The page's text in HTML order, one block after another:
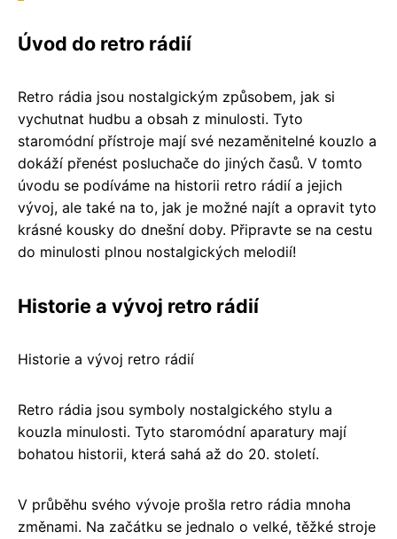
Úvod do retro rádií
Retro rádia jsou nostalgickým způsobem, jak si
vychutnat hudbu a obsah z minulosti. Tyto
staromódní přístroje mají své nezaměnitelné kouzlo a
dokáží přenést posluchače do jiných časů. V tomto
úvodu se podíváme na historii retro rádií a jejich
vývoj, ale také na to, jak je možné najít a opravit tyto
krásné kousky do dnešní doby. Připravte se na cestu
do minulosti plnou nostalgických melodií!
Historie a vývoj retro rádií
Historie a vývoj retro rádií
Retro rádia jsou symboly nostalgického stylu a
kouzla minulosti. Tyto staromódní aparatury mají
bohatou historii, která sahá až do 20. století.
V průběhu svého vývoje prošla retro rádia mnoha
změnami. Na začátku se jednalo o velké, těžké stroje